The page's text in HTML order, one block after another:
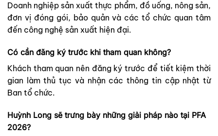
Doanh nghiệp sản xuất thực phẩm, đồ uống, nông sản,
đơn vị đóng gói, bảo quản và các tổ chức quan tâm
đến công nghệ sản xuất hiện đại.
Có cần đăng ký trước khi tham quan không?
Khách tham quan nên đăng ký trước để tiết kiệm thời
gian làm thủ tục và nhận các thông tin cập nhật từ
Ban tổ chức.
Huỳnh Long sẽ trưng bày những giải pháp nào tại PFA
2026?